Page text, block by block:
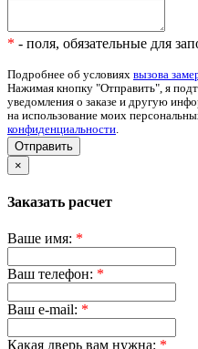
* - поля, обязательные для
Подробнее об условиях вызова
Нажимая кнопку "Отправить", я
уведомления о заказе и другую
на использование моих
конфиденциальности.
Отправить
×
Заказать расчет
Ваше имя: *
Ваш телефон: *
Ваш e-mail: *
Какая дверь вам нужна: *